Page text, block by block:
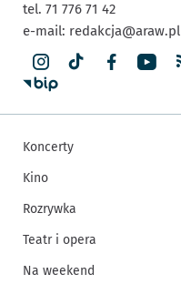
tel. 71 776 71 42
e-mail: redakcja@araw.pl
Koncerty
Kino
Rozrywka
Teatr i opera
Na weekend